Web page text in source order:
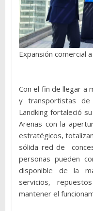
Expansión comercial
Con el fin de llegar a
y transportistas
Landking fortaleció
Arenas con la
estratégicos,
sólida red de
personas pueden
disponible de la
servicios,
mantener el